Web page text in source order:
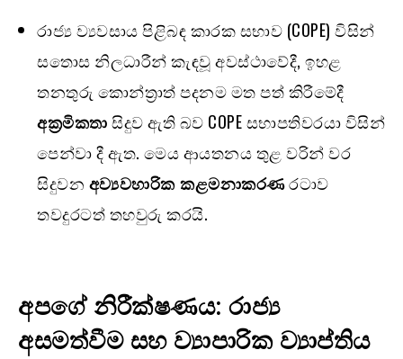
රාජ්‍ය ව්‍යවසාය පිළිබඳ කාරක සභාව (COPE) විසින්
සතොස නිලධාරීන් කැඳවූ අවස්ථාවේදී, ඉහළ
තනතුරු කොන්ත්‍රාත් පදනම මත පත් කිරීමේදී
අක්‍රමිකතාසිදුව ඇති බව COPE සභාපතිවරයා විසින්
පෙන්වා දී ඇත. මෙය ආයතනය තුළ වරින් වර
සිදුවන අව්‍යවහාරික කළමනාකරණරටාව
තවදුරටත් තහවුරු කරයි.
අපගේ නිරීක්ෂණය: රාජ්‍ය
අසමත්වීම සහ ව්‍යාපාරික ව්‍යාප්තිය